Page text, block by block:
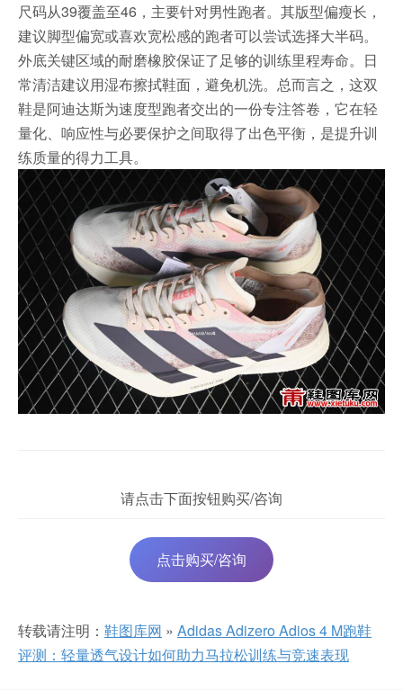
尺码从39覆盖至46，主要针对男性跑者。其版型偏瘦长，
建议脚型偏宽或喜欢宽松感的跑者可以尝试选择大半码。
外底关键区域的耐磨橡胶保证了足够的训练里程寿命。日
常清洁建议用湿布擦拭鞋面，避免机洗。总而言之，这双
鞋是阿迪达斯为速度型跑者交出的一份专注答卷，它在轻
量化、响应性与必要保护之间取得了出色平衡，是提升训
练质量的得力工具。
请点击下面按钮购买/咨询
点击购买/咨询
转载请注明： 鞋图库网 » Adidas Adizero Adios 4 M跑鞋
评测：轻量透气设计如何助力马拉松训练与竞速表现